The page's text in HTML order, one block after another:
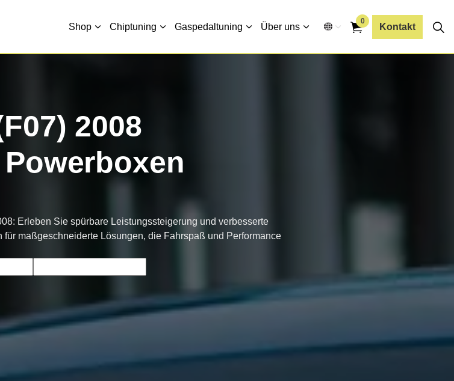
Shop Chiptuning Gaspedaltuning Über uns Kontakt
0
2008
Erleben Sie spürbare Leistungssteigerung und verbesserte
maßgeschneiderte Lösungen, die Fahrspaß und Performance